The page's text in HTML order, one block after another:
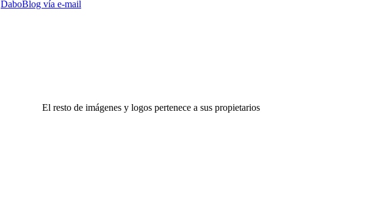
DaboBlog vía e-mail
El resto de imágenes y logos pertenece a sus propietarios